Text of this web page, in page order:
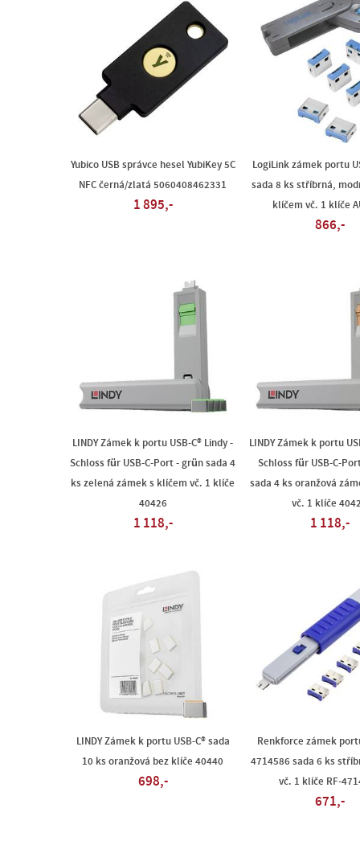
Yubico USB správce hesel YubiKey 5C
NFC černá/zlatá 5060408462331
1 895,-
LogiLink zámek portu
sada 8 ks stříbrná,
klíčem vč. 1 klíče
866,-
LINDY Zámek k portu USB-C® Lindy -
Schloss für USB-C-Port - grün sada 4
ks zelená zámek s klíčem vč. 1 klíče
40426
1 118,-
LINDY Zámek k portu
Schloss für USB-C-
sada 4 ks oranžová
vč. 1 klíče
1 118,-
LINDY Zámek k portu USB-C® sada
10 ks oranžová bez klíče 40440
698,-
Renkforce zámek
4714586 sada 6 ks
vč. 1 klíče RF-
671,-